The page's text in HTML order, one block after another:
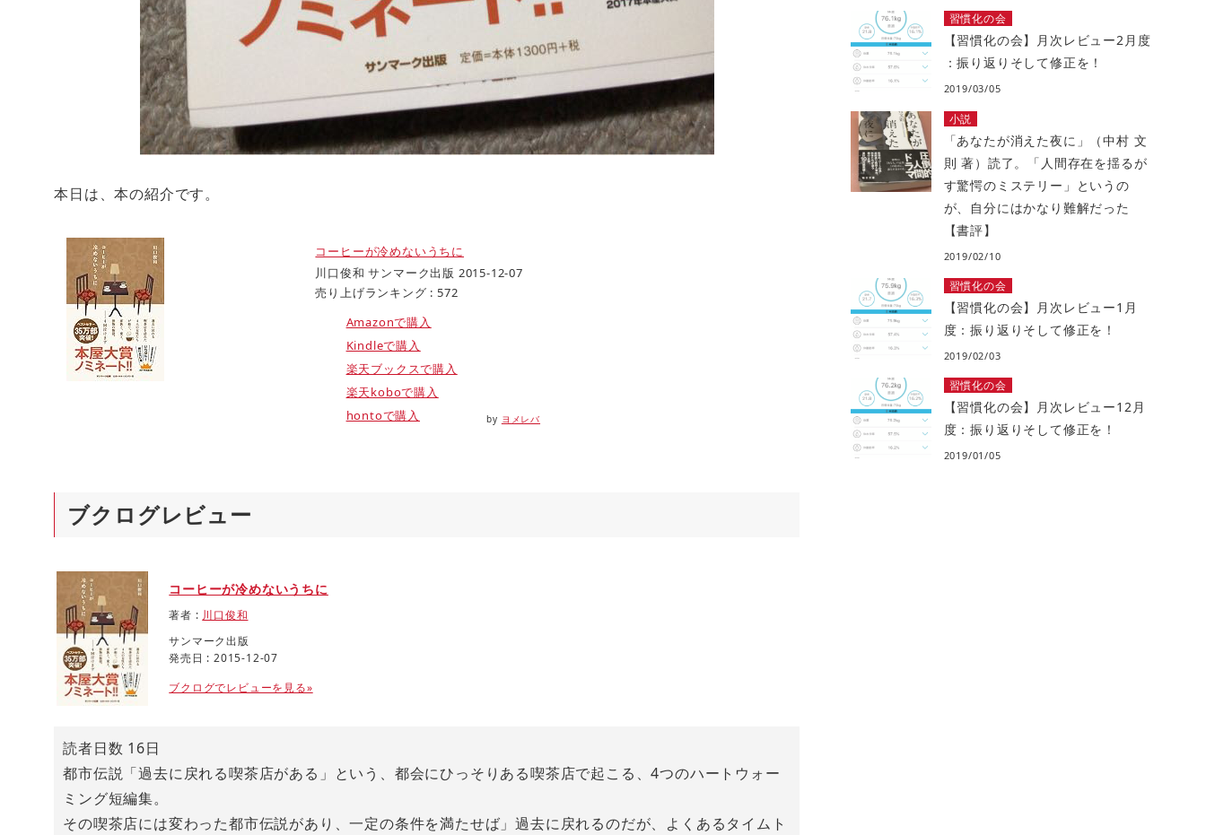
本日は、本の紹介です。
コーヒーが冷めないうちに
川口俊和 サンマーク出版 2015-12-07
売り上げランキング : 572
Amazonで購入
Kindleで購入
楽天ブックスで購入
楽天koboで購入
hontoで購入
by ヨメレバ
ブクログレビュー
コーヒーが冷めないうちに
著者 : 川口俊和
サンマーク出版
発売日 : 2015-12-07
ブクログでレビューを見る»
読者日数 16日
都市伝説「過去に戻れる喫茶店がある」という、都会にひっそりある喫茶店で起こる、4つのハートウォー
ミング短編集。
その喫茶店には変わった都市伝説があり、一定の条件を満たせば」過去に戻れるのだが、よくあるタイムト
習慣化の会
【習慣化の会】月次レビュー2月度
：振り返りそして修正を！
2019/03/05
小説
「あなたが消えた夜に」（中村 文
則 著）読了。「人間存在を揺るが
す驚愕のミステリー」というの
が、自分にはかなり難解だった
【書評】
2019/02/10
習慣化の会
【習慣化の会】月次レビュー1月
度：振り返りそして修正を！
2019/02/03
習慣化の会
【習慣化の会】月次レビュー12月
度：振り返りそして修正を！
2019/01/05